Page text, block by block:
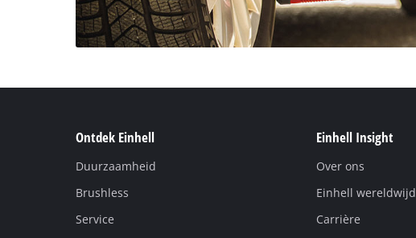
Ontdek Einhell
Duurzaamheid
Brushless
Service
Einhell Insight
Over ons
Einhell wereldwijd
Carrière